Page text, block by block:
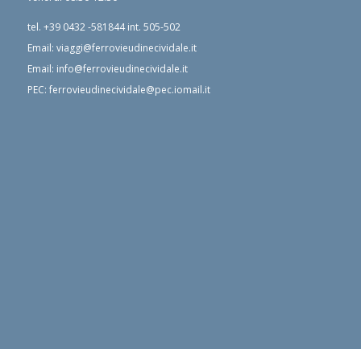
tel. +39 0432 -581844int. 505-502
Email: viaggi@ferrovieudinecividale.it
Email: info@ferrovieudinecividale.it
PEC: ferrovieudinecividale@pec.iomail.it